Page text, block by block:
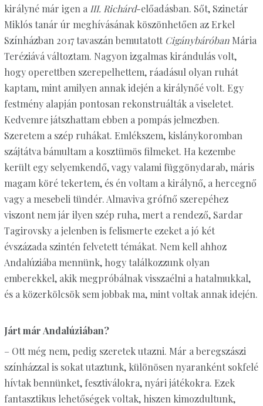
királyné már igen a III. Richárd-előadásban. Sőt, Szinetár
Miklós tanár úr meghívásának köszönhetően az Erkel
Színházban 2017 tavaszán bemutatott Cigánybáróban Mária
Teréziává változtam. Nagyon izgalmas kirándulás volt,
hogy operettben szerepelhettem, ráadásul olyan ruhát
kaptam, mint amilyen annak idején a királynőé volt. Egy
festmény alapján pontosan rekonstruálták a viseletet.
Kedvemre játszhattam ebben a pompás jelmezben.
Szeretem a szép ruhákat. Emlékszem, kislánykoromban
szájtátva bámultam a kosztümös filmeket. Ha kezembe
került egy selyemkendő, vagy valami függönydarab, máris
magam köré tekertem, és én voltam a királynő, a hercegnő
vagy a mesebeli tündér. Almaviva grófnő szerepéhez
viszont nem jár ilyen szép ruha, mert a rendező, Sardar
Tagirovsky a jelenben is felismerte ezeket a jó két
évszázada szintén felvetett témákat. Nem kell ahhoz
Andalúziába mennünk, hogy találkozzunk olyan
emberekkel, akik megpróbálnak visszaélni a hatalmukkal,
és a közerkölcsök sem jobbak ma, mint voltak annak idején.
Járt már Andalúziában?
– Ott még nem, pedig szeretek utazni. Már a beregszászi
színházzal is sokat utaztunk, különösen nyaranként sokfelé
hívtak bennünket, fesztiválokra, nyári játékokra. Ezek
fantasztikus lehetőségek voltak, hiszen kimozdultunk,